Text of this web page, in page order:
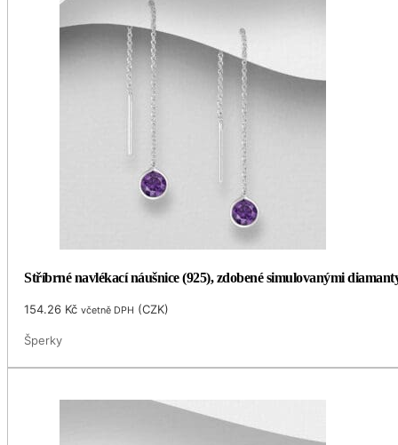
Stříbrné navlékací náušnice (925), zdobené simulovanými
154.26 Kč včetně DPH (CZK)
Šperky